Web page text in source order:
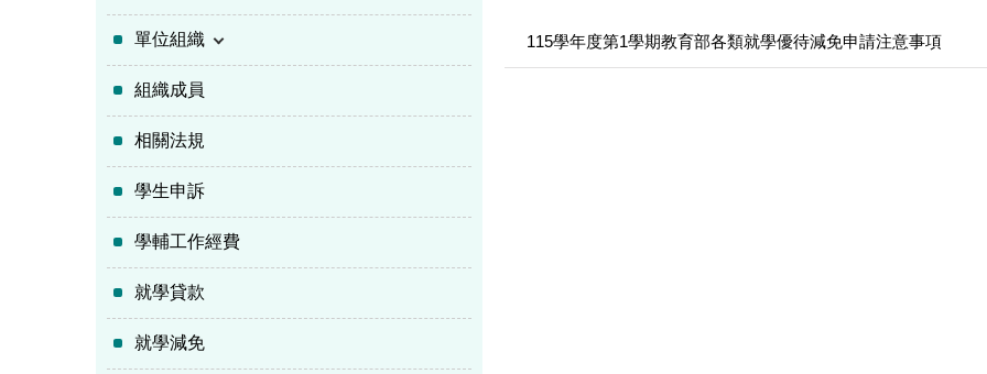
單位組織
組織成員
相關法規
學生申訴
學輔工作經費
就學貸款
就學減免
115學年度第1學期教育部各類就學優待減免申請注意事項